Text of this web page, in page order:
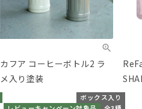
カフア コーヒーボトル2 ラ
メ入り塗装
ボックス入り